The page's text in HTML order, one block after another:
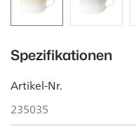
Spezifikationen
Artikel-Nr.
235035